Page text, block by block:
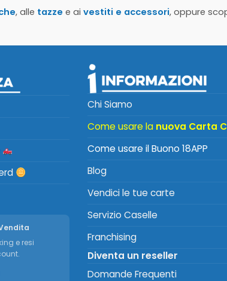
, alle tazze e ai vestiti e accessori, oppure
e resi
Chi Siamo
Come usare la nuova Carta
Come usare il Buono 18APP
Blog
Vendici le tue carte
Servizio Caselle
Franchising
Diventa un reseller
Domande Frequenti